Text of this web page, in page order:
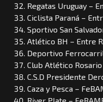
Regatas Uruguay –
Ciclista Paraná –
Sportivo San
Atlético BH – Entre
Deportivo
Club Atlético
C.S.D Presidente
Caza y Pesca –